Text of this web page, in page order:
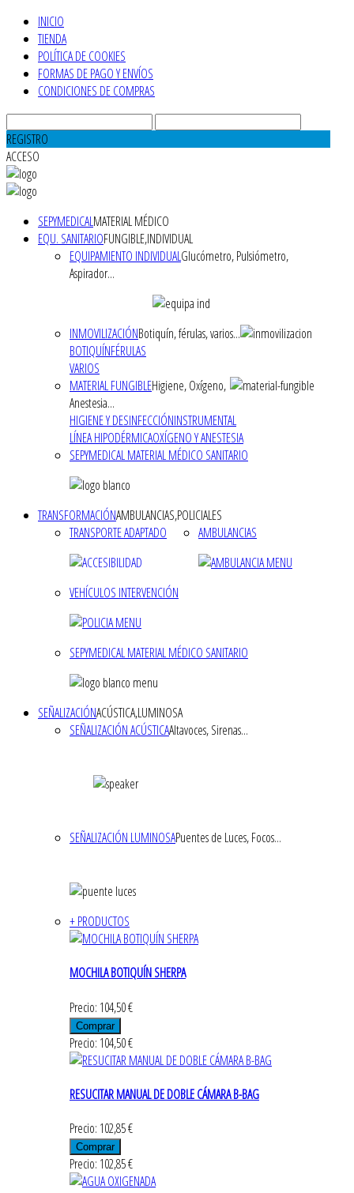
INICIO
TIENDA
POLÍTICA DE COOKIES
FORMAS DE PAGO Y ENVÍOS
CONDICIONES DE COMPRAS
REGISTRO
ACCESO
SEPYMEDICALMATERIAL MÉDICO
EQU. SANITARIOFUNGIBLE,INDIVIDUAL
EQUIPAMIENTO INDIVIDUALGlucómetro, Pulsiómetro,
Aspirador...
INMOVILIZACIÓNBotiquín, férulas, varios...
BOTIQUÍNFÉRULAS
VARIOS
MATERIAL FUNGIBLEHigiene, Oxígeno,
Anestesia...
HIGIENE Y DESINFECCIÓNINSTRUMENTAL
LÍNEA HIPODÉRMICAOXÍGENO Y ANESTESIA
SEPYMEDICAL MATERIAL MÉDICO SANITARIO
TRANSFORMACIÓNAMBULANCIAS,POLICIALES
TRANSPORTE ADAPTADO
AMBULANCIAS
VEHÍCULOS INTERVENCIÓN
SEPYMEDICAL MATERIAL MÉDICO SANITARIO
SEÑALIZACIÓNACÚSTICA,LUMINOSA
SEÑALIZACIÓN ACÚSTICAAltavoces, Sirenas...
SEÑALIZACIÓN LUMINOSAPuentes de Luces, Focos...
+ PRODUCTOS
MOCHILA BOTIQUÍN SHERPA
Precio: 104,50 €
Precio: 104,50 €
RESUCITAR MANUAL DE DOBLE CÁMARA B-BAG
Precio: 102,85 €
Precio: 102,85 €